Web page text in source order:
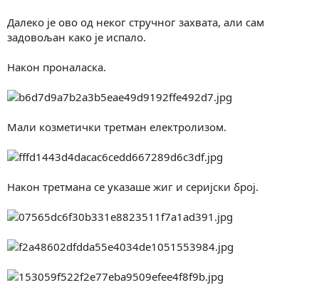
Далеко је ово од неког стручног захвата, али сам
задовољан како је испало.
Након проналаска.
Мали козметички третман електролизом.
Након третмана се указаше жиг и серијски број.